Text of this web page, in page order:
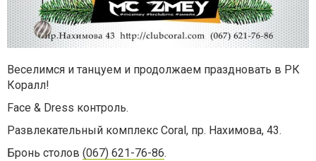
Веселимся и танцуем и продолжаем праздновать в РК
Коралл!
Face & Dress контроль.
Развлекательный комплекс Coral, пр. Нахимова, 43.
Бронь столов (067) 621-76-86.